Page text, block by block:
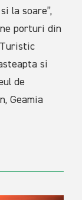
la soare”,
porturi din
si
de
Geamia